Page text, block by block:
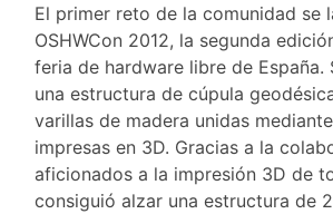
El primer reto de la comunidad se
OSHWCon 2012, la segunda
feria de hardware libre de España.
una estructura de cúpula
varillas de madera unidas
impresas en 3D. Gracias a la
aficionados a la impresión 3D de
consiguió alzar una estructura de